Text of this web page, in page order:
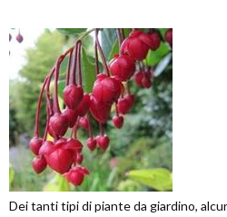
Dei tanti tipi di piante da giardino,